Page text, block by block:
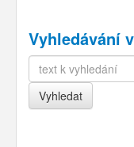
Vyhledávání